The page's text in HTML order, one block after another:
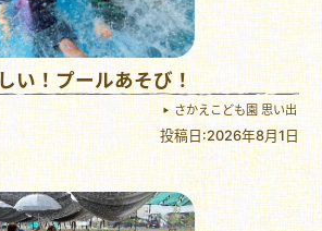
い！プールあそび！
さかえこども園 思い出
投稿日:2026年8月1日